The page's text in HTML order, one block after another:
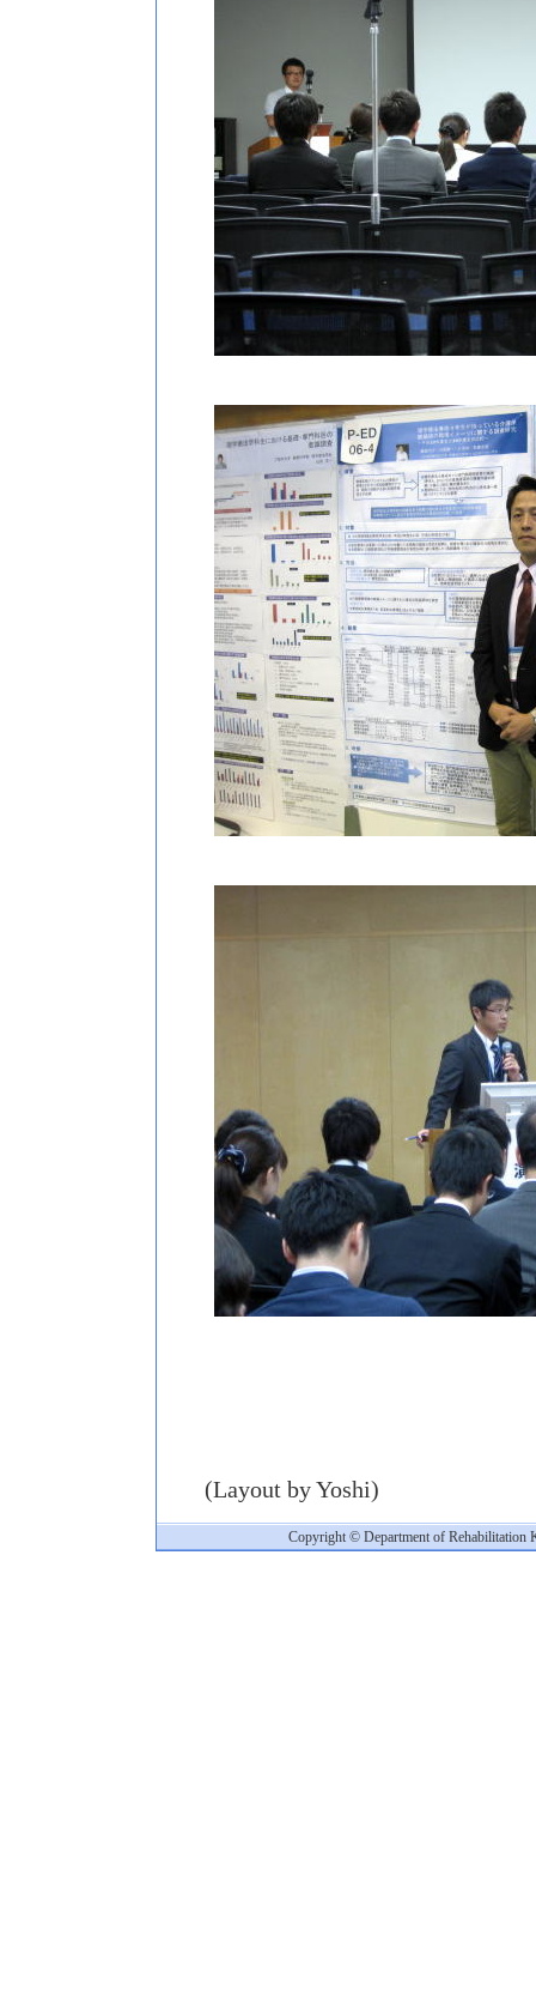
(Layout by Yoshi)
Copyright © Department of Rehabilitation